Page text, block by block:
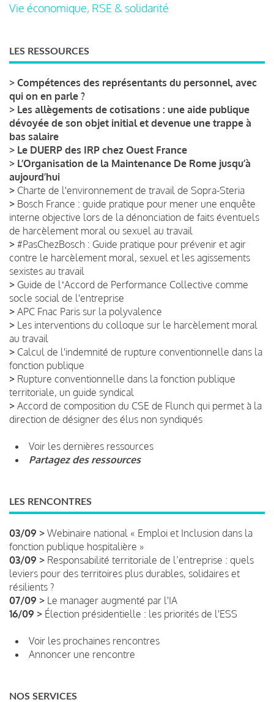
Vie économique, RSE & solidarité
LES RESSOURCES
> Compétences des représentants du personnel, avec
qui on en parle ?
> Les allègements de cotisations : une aide publique
dévoyée de son objet initial et devenue une trappe à
bas salaire
> Le DUERP des IRP chez Ouest France
> L’Organisation de la Maintenance De Rome jusqu’à
aujourd’hui
> Charte de l'environnement de travail de Sopra-Steria
> Bosch France : guide pratique pour mener une enquête
interne objective lors de la dénonciation de faits éventuels
de harcèlement moral ou sexuel au travail
> #PasChezBosch : Guide pratique pour prévenir et agir
contre le harcèlement moral, sexuel et les agissements
sexistes au travail
> Guide de lʼAccord de Performance Collective comme
socle social de l'entreprise
> APC Fnac Paris sur la polyvalence
> Les interventions du colloque sur le harcèlement moral
au travail
> Calcul de l'indemnité de rupture conventionnelle dans la
fonction publique
> Rupture conventionnelle dans la fonction publique
territoriale, un guide syndical
> Accord de composition du CSE de Flunch qui permet à la
direction de désigner des élus non syndiqués
Voir les dernières ressources
Partagez des ressources
LES RENCONTRES
03/09 > Webinaire national « Emploi et Inclusion dans la
fonction publique hospitalière »
03/09 > Responsabilité territoriale de l’entreprise : quels
leviers pour des territoires plus durables, solidaires et
résilients ?
07/09 > Le manager augmenté par l'IA
16/09 > Élection présidentielle : les priorités de l'ESS
Voir les prochaines rencontres
Annoncer une rencontre
NOS SERVICES